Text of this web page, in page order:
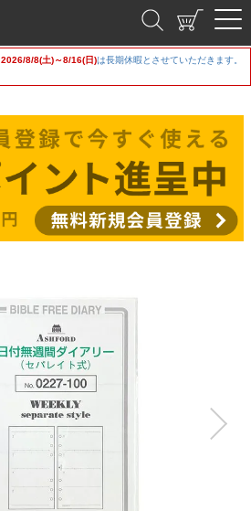
2026/8/8(土)～8/16(日)は長期休暇とさせていただきます。